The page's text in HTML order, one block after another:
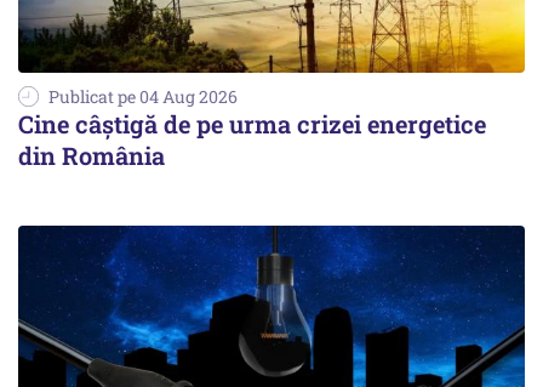
Publicat pe 04 Aug 2026
Cine câștigă de pe urma crizei energetice
din România